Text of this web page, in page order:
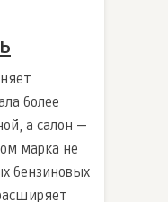
более
а салон —
марка не
бензиновых